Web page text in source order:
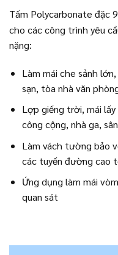
Tấm Polycarbonate đặc
cho các công trình yêu
nặng:
Làm mái che sảnh
sạn, tòa nhà văn
Lợp giếng trời, mái
công cộng, nhà ga,
Làm vách tường bảo
các tuyến đường cao
Ứng dụng làm mái
quan sát